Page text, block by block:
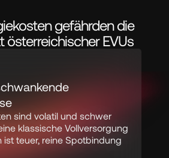
gefährden die
österreichischer EVUs
sind volatil und schwer
klassische Vollversorgung
ist teuer, reine Spotbindung